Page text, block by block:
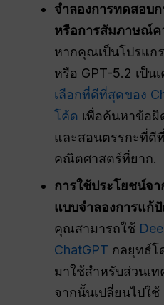
จำลองการทดสอบ
หรือการสัมภาษณ์
หากคุณเป็นโปรแกร
หรือ GPT-5.2 เป็น
เลือกที่ดีที่สุดของ
โค้ด เพื่อค้นหาข้อ
และสอนตรรกะที่ดี
คณิตศาสตร์ที่ยาก.
การใช้ประโยชน์จ
แบบจำลองการแก้
คุณสามารถใช้
ChatGPT กลยุทธ์โ
มาใช้สำหรับส่วนเ
จากนั้นเปลี่ยนไปใช้